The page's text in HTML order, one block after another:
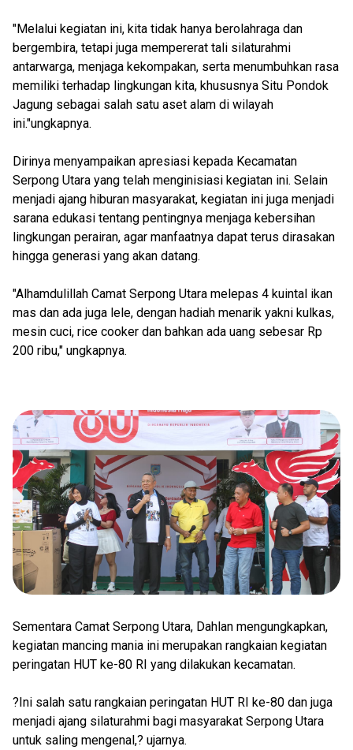
"Melalui kegiatan ini, kita tidak hanya berolahraga dan
bergembira, tetapi juga mempererat tali silaturahmi
antarwarga, menjaga kekompakan, serta menumbuhkan rasa
memiliki terhadap lingkungan kita, khususnya Situ Pondok
Jagung sebagai salah satu aset alam di wilayah
ini."ungkapnya.
Dirinya menyampaikan apresiasi kepada Kecamatan
Serpong Utara yang telah menginisiasi kegiatan ini. Selain
menjadi ajang hiburan masyarakat, kegiatan ini juga menjadi
sarana edukasi tentang pentingnya menjaga kebersihan
lingkungan perairan, agar manfaatnya dapat terus dirasakan
hingga generasi yang akan datang.
"Alhamdulillah Camat Serpong Utara melepas 4 kuintal ikan
mas dan ada juga lele, dengan hadiah menarik yakni kulkas,
mesin cuci, rice cooker dan bahkan ada uang sebesar Rp
200 ribu," ungkapnya.
Sementara Camat Serpong Utara, Dahlan mengungkapkan,
kegiatan mancing mania ini merupakan rangkaian kegiatan
peringatan HUT ke-80 RI yang dilakukan kecamatan.
?Ini salah satu rangkaian peringatan HUT RI ke-80 dan juga
menjadi ajang silaturahmi bagi masyarakat Serpong Utara
untuk saling mengenal,? ujarnya.